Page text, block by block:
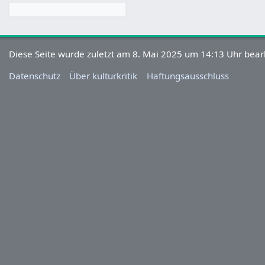
Diese Seite wurde zuletzt am 8. Mai 2025 um 14:13 Uhr
Datenschutz
Über kulturkritik Haftungsausschluss